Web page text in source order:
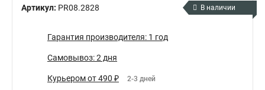
Артикул: PR08.2828 В наличии
Гарантия производителя: 1 год
Самовывоз: 2 дня
Курьером от 490 ₽ 2-3 дней